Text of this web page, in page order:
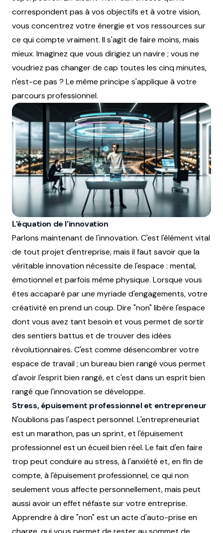
correspondent pas à vos objectifs et à votre vision,
vous concentrez votre énergie et vos ressources sur
ce qui compte vraiment. Il s'agit de faire moins, mais
mieux. Imaginez que vous dirigiez un navire ; vous ne
voudriez pas changer de cap toutes les cinq minutes,
n'est-ce pas ? Le même principe s'applique à votre
parcours professionnel.
L'équation de l'innovation
Parlons maintenant de l'innovation. C'est l'élément vital
de tout projet d'entreprise, mais il faut savoir que la
véritable innovation nécessite de l'espace : mental,
émotionnel et parfois même physique. Lorsque vous
êtes accaparé par une myriade d'engagements, votre
créativité en prend un coup. Dire "non" libère l'espace
dont vous avez tant besoin et vous permet de sortir
des sentiers battus et de trouver des idées
révolutionnaires. C'est comme désencombrer votre
espace de travail ; un bureau bien rangé vous permet
d'avoir l'esprit bien rangé, et c'est dans un esprit bien
rangé que l'innovation se développe.
Stress, épuisement professionnel et entrepreneur
N'oublions pas l'aspect personnel. L'entrepreneuriat
est un marathon, pas un sprint, et l'épuisement
professionnel est un écueil bien réel. Le fait d'en faire
trop peut conduire au stress, à l'anxiété et, en fin de
compte, à l'épuisement professionnel, ce qui non
seulement vous affecte personnellement, mais peut
aussi avoir un effet néfaste sur votre entreprise.
Apprendre à dire "non" est un acte d'auto-prise en